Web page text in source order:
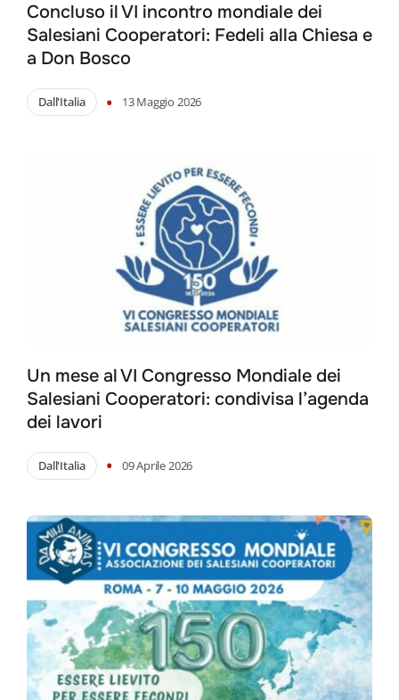
Concluso il VI incontro mondiale dei
Salesiani Cooperatori: Fedeli alla Chiesa e
a Don Bosco
Dall'Italia • 13 Maggio 2026
Un mese al VI Congresso Mondiale dei
Salesiani Cooperatori: condivisa l’agenda
dei lavori
Dall'Italia • 09 Aprile 2026